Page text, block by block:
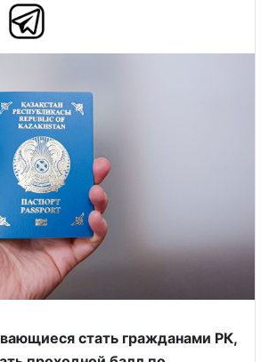
стать гражданами РК,